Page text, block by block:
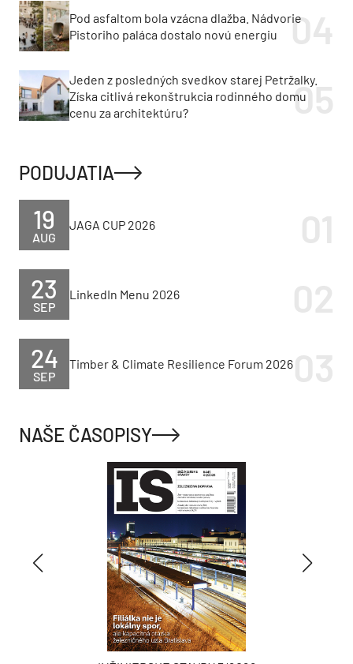
Pod asfaltom bola vzácna dlažba. Nádvorie
Pistoriho paláca dostalo novú energiu
Jeden z posledných svedkov starej Petržalky.
Získa citlivá rekonštrukcia rodinného domu
cenu za architektúru?
PODUJATIA
AUG
19 JAGA CUP 2026
SEP
23 LinkedIn Menu 2026
SEP
24 Timber & Climate Resilience Forum 2026
NAŠE ČASOPISY